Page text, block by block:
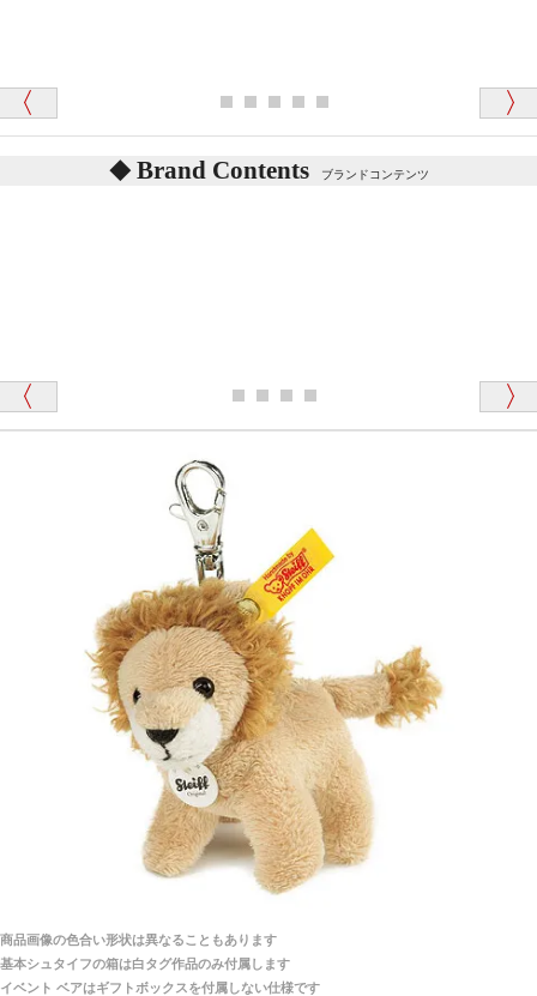
体をねかせたりおこしたりすると「グーグー」と鳴く
記載しておりますので、ぜひ探してみてください。
ディベアがいます。
「スクエーカー内蔵」と記載しておりますので、ぜひ
探してみてください。
シュタイフ社製品の実物を見ることはできますか？
当店はネット販売ですので実物をお見せすることが
できません。
海外からのお取り寄せと言うことですが、商品はきち
んと届きますか？
ご安心ください！商品は確実にお届けします。
商品は直接海外から届くのですか。受取の際、関税な
どはかかりますか？
商品は全て当店へ入荷させたのち欠品を行いお客様
関税はすべて当店にて処理しますのでお客様のご負担
は一切ありません。
「商品説明が細やかで丁寧であったことです」
「前に買ったことがあったお店でしたので」
千葉県 U・Y 様 （女性）
「ChatGPTを利用したところ「くまの小屋」さ
んを紹介され…」
埼玉県 S・W 様
「送られる際にメールなどで届けて頂きとても
安心感がありました」
大阪府 Y・W 様 （男性）
「取り扱っているNetショップで一番信用出来
Brand Contents ブランドコンテンツ
商品画像の色合い形状は異なることもあります
基本シュタイフの箱は白タグ作品のみ付属します
イベント ベアはギフトボックスを付属しない仕様です